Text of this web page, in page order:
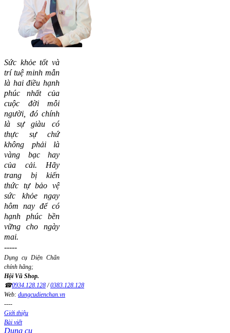
Sức khỏe tốt và
trí tuệ minh mẫn
là hai điều hạnh
phúc nhất của
cuộc đời mỗi
người, đó chính
là sự giàu có
thực sự chứ
không phải là
vàng bạc hay
của cải. Hãy
trang bị kiến
thức tự bảo vệ
sức khỏe ngay
hôm nay để có
hạnh phúc bền
vững cho ngày
mai.
-----
Dụng cụ Diện Chẩn
chính hãng;
Hội Vũ Shop.
☎0934.128.128/0383.128.128
Web: dungcudienchan.vn
----
Giới thiệu
Bài viết
Dụng cụ